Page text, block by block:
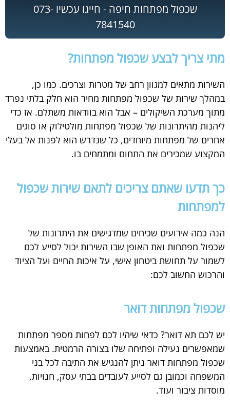
שכפול מפתחות חיפה - חייגו עכשיו 073-
7841540
מתי צריך לבצע שכפול מפתחות?
השירות מתאים למגוון רחב של מטרות וצרכים. כמו כן,
במהלך שירות של שכפול מפתחות מחיר הוא חלק בלתי נפרד
מתוך מערכת השיקולים – אבל הוא בוודאות משתלם. אז כדי
ליהנות מהיתרונות של שכפול מפתחות מולטילוק או סוגים
אחרים של מפתחות מיוחדים, כל שנדרש הוא לפנות אל בעלי
המקצוע שמכירים את התחום ומתמחים בו.
כך תדעו שאתם צריכים לתאם שירות שכפול
למפתחות
הנה כמה אירועים שכיחים שמדגישים את היתרונות של
שכפול מפתחות ואת האופן שבו השירות יכול לסייע לכם
לשמור על תחושת ביטחון אישי, על איכות החיים ועל הציוד
והרכוש החשוב לכם:
שכפול מפתחות דואר
יש לכם תא דואר? כדאי שיהיו לכם לפחות מספר מפתחות
שמאפשרים נעילה ופתיחה שלו בצורה הרמטית. באמצעות
שכפול מפתחות דואר ניתן להנגיש את התיבה לכל בני
המשפחה וכמובן גם לסייע לעובדים בבתי עסק, חנויות,
מוסדות ציבור ועוד.